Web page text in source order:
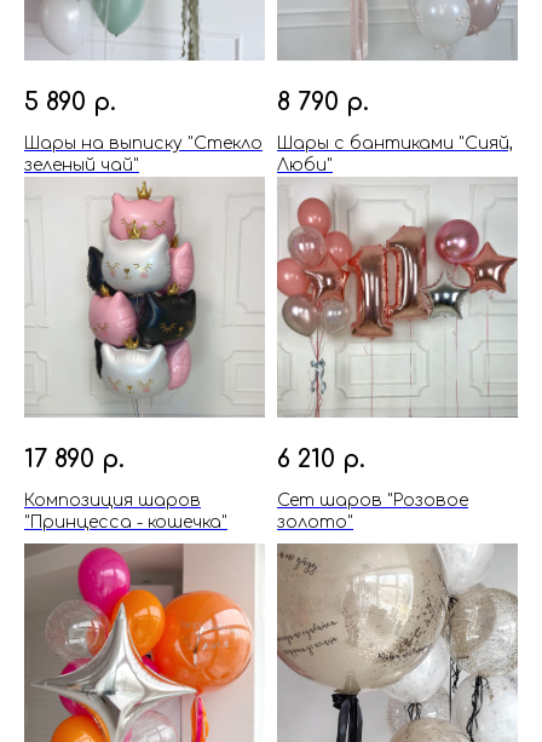
5 890 р.
Шары на выписку "Стекло
зеленый чай"
8 790 р.
Шары с бантиками "Сияй,
Люби"
17 890 р.
Композиция шаров
"Принцесса - кошечка"
6 210 р.
Сет шаров "Розовое
золото"